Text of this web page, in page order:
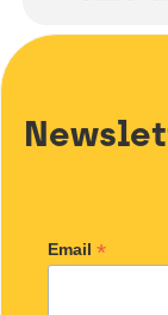
Email*